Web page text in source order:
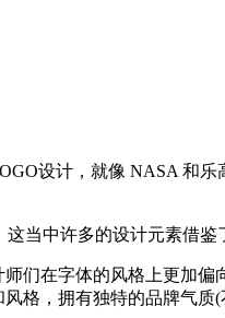
设计，就像 NASA 和
中许多的设计元素借鉴
们在字体的风格上更加
格，拥有独特的品牌气质